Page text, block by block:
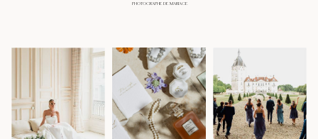
PHOTOGRAPHE DE MARIAGE